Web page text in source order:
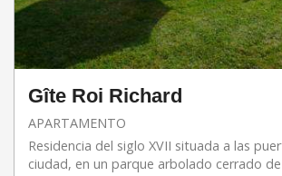
Gîte Roi Richard
APARTAMENTO
Residencia del siglo XVII situada a las
ciudad, en un parque arbolado cerrado